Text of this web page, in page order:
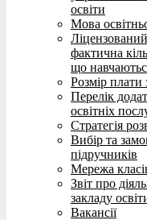
освіти
Мова
фактична
що
Розмір плати
Перелік
освітніх
Стратегія
Вибір та
підручників
Мережа
Звіт про
закладу
Вакансії